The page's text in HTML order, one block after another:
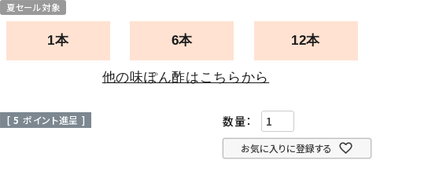
夏セール対象
1本 6本 12本
他の味ぽん酢はこちらから
[ 5 ポイント進呈 ]
お気に入りに登録する